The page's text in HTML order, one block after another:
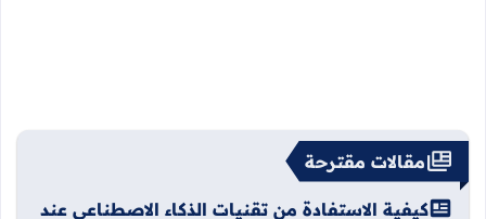
مقالات مقترحة
كيفية الاستفادة من تقنيات الذكاء الاصطناعي عند